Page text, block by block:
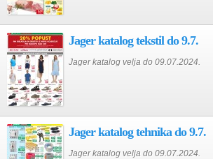
Jager katalog tekstil do 9.7.
Jager katalog velja do 09.07.2024.
Jager katalog tehnika do 9.7.
Jager katalog velja do 09.07.2024.